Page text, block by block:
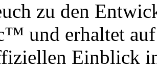
zu den
und erhaltet
Einblick